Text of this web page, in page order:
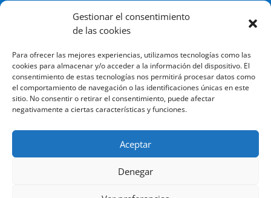
Gestionar el consentimiento
de las cookies
Para ofrecer las mejores experiencias, utilizamos tecnologías como las
cookies para almacenar y/o acceder a la información del dispositivo. El
consentimiento de estas tecnologías nos permitirá procesar datos como
el comportamiento de navegación o las identificaciones únicas en este
sitio. No consentir o retirar el consentimiento, puede afectar
negativamente a ciertas características y funciones.
Aceptar
Denegar
Política de Privacidad
Aviso legal
Terminos y condiciones
© Todos los derechos reservados.